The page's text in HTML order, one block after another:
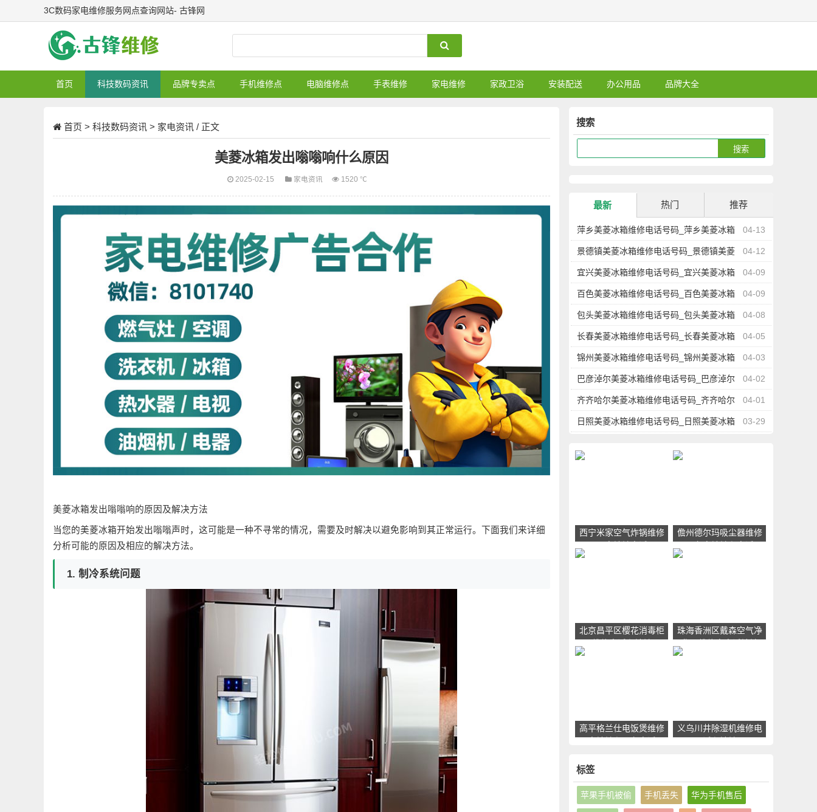
3C数码家电维修服务网点查询网站- 古锋网
首页 科技数码资讯 品牌专卖点 手机维修点 电脑维修点 手表维修 家电维修 家政卫浴 安装配送 办公用品 品牌大全
首页 > 科技数码资讯 > 家电资讯 / 正文
美菱冰箱发出嗡嗡响什么原因
2025-02-15 家电资讯 1520 ℃
美菱冰箱发出嗡嗡响的原因及解决方法
当您的美菱冰箱开始发出嗡嗡声时，这可能是一种不寻常的情况，需要及时解决以避免影响到其正常运行。下面我们来详细
分析可能的原因及相应的解决方法。
1. 制冷系统问题
搜索
最新 热门 推荐
04-13
萍乡美菱冰箱维修电话号码_萍乡美菱冰箱
维修点地址查询 04-12
景德镇美菱冰箱维修电话号码_景德镇美菱
冰箱维修点地址查询 04-09
宜兴美菱冰箱维修电话号码_宜兴美菱冰箱
维修点地址查询 04-09
百色美菱冰箱维修电话号码_百色美菱冰箱
维修点地址查询 04-08
包头美菱冰箱维修电话号码_包头美菱冰箱
维修点地址查询 04-05
长春美菱冰箱维修电话号码_长春美菱冰箱
维修点地址查询 04-03
锦州美菱冰箱维修电话号码_锦州美菱冰箱
维修点地址查询 04-02
巴彦淖尔美菱冰箱维修电话号码_巴彦淖尔
美菱冰箱维修点地址查询 04-01
齐齐哈尔美菱冰箱维修电话号码_齐齐哈尔
美菱冰箱维修点地址查询 03-29
日照美菱冰箱维修电话号码_日照美菱冰箱
西宁米家空气炸锅维修
网点地址电话
儋州德尔玛吸尘器维修
服务点地址和电话
北京昌平区樱花消毒柜
维修电话和地址
珠海香洲区戴森空气净
化器维修点电话地址
高平格兰仕电饭煲维修
点地址和服务电话
义乌川井除湿机维修电
话和地址
标签
苹果手机被偷 手机丢失 华为手机售后